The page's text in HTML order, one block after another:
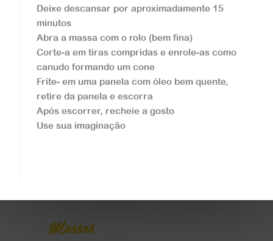
Massas
Massa Spaghetti
...
Massas
Deixe descansar por aproximadamente 15
minutos
Abra a massa com o rolo (bem fina)
Corte-a em tiras compridas e enrole-as como
canudo formando um cone
Frite- em uma panela com óleo bem quente,
retire da panela e escorra
Após escorrer, recheie a gosto
Use sua imaginação